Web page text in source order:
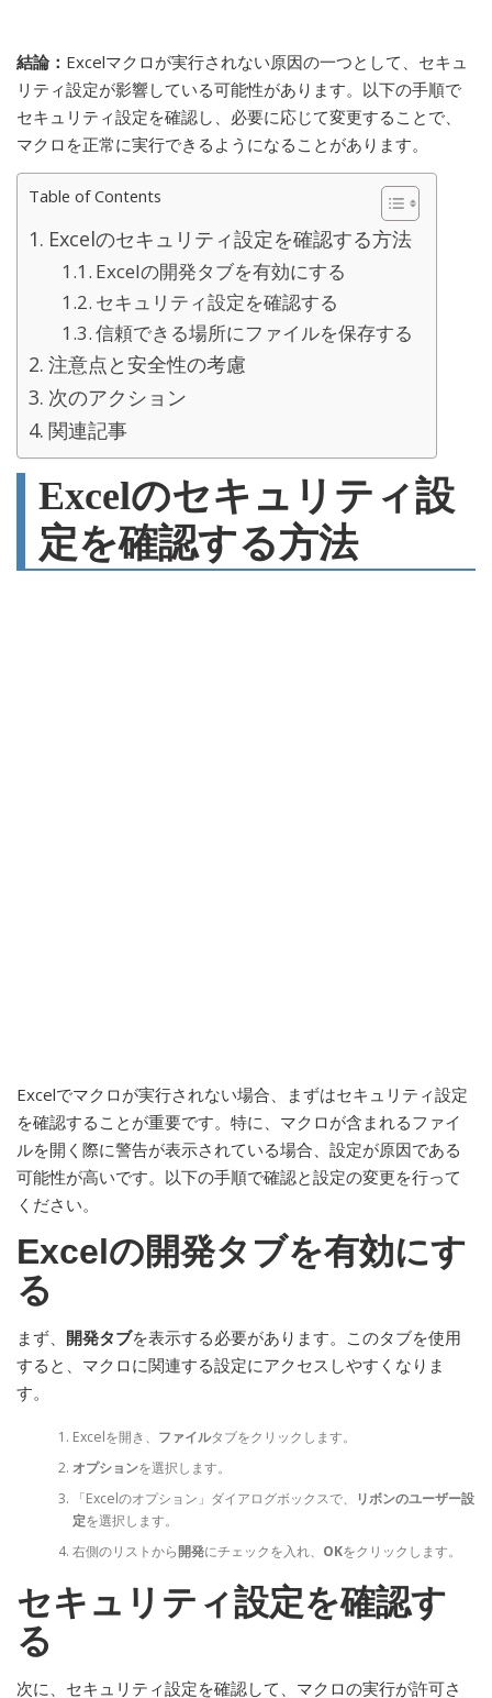
結論： Excelマクロが実行されない原因の一つとして、セキュ
リティ設定が影響している可能性があります。以下の手順で
セキュリティ設定を確認し、必要に応じて変更することで、
マクロを正常に実行できるようになることがあります。
Table of Contents
Excelのセキュリティ設定を確認する方法
Excelの開発タブを有効にする
セキュリティ設定を確認する
信頼できる場所にファイルを保存する
注意点と安全性の考慮
次のアクション
関連記事
Excelのセキュリティ設
定を確認する方法
Excelでマクロが実行されない場合、まずはセキュリティ設定
を確認することが重要です。特に、マクロが含まれるファイ
ルを開く際に警告が表示されている場合、設定が原因である
可能性が高いです。以下の手順で確認と設定の変更を行って
ください。
Excelの開発タブを有効にす
る
まず、 開発タブを表示する必要があります。このタブを使用
すると、マクロに関連する設定にアクセスしやすくなりま
す。
Excelを開き、 ファイルタブをクリックします。
オプションを選択します。
「Excelのオプション」ダイアログボックスで、
リボンのユーザー設
定を選択します。
右側のリストから開発にチェックを入れ、 OKをクリックします。
セキュリティ設定を確認す
る
次に、セキュリティ設定を確認して、マクロの実行が許可さ